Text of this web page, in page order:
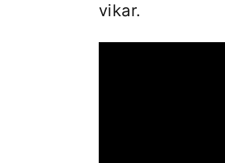
vikar.